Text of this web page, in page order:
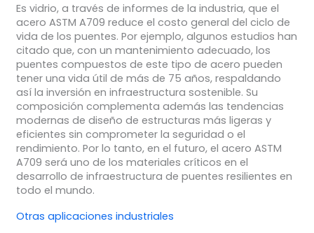
Es vidrio, a través de informes de la industria, que el
acero ASTM A709 reduce el costo general del ciclo de
vida de los puentes. Por ejemplo, algunos estudios han
citado que, con un mantenimiento adecuado, los
puentes compuestos de este tipo de acero pueden
tener una vida útil de más de 75 años, respaldando
así la inversión en infraestructura sostenible. Su
composición complementa además las tendencias
modernas de diseño de estructuras más ligeras y
eficientes sin comprometer la seguridad o el
rendimiento. Por lo tanto, en el futuro, el acero ASTM
A709 será uno de los materiales críticos en el
desarrollo de infraestructura de puentes resilientes en
todo el mundo.
Otras aplicaciones industriales